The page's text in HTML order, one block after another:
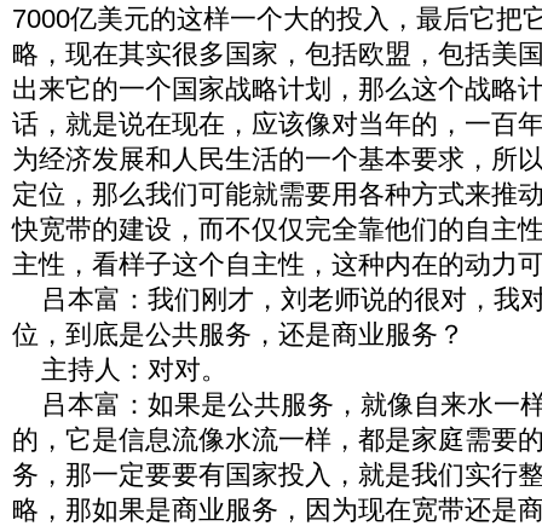
7000亿美元的这样一个大的投入，最后它把
略，现在其实很多国家，包括欧盟，包括美
出来它的一个国家战略计划，那么这个战略
话，就是说在现在，应该像对当年的，一百
为经济发展和人民生活的一个基本要求，所
定位，那么我们可能就需要用各种方式来推
快宽带的建设，而不仅仅完全靠他们的自主
主性，看样子这个自主性，这种内在的动力
吕本富：我们刚才，刘老师说的很对，我
位，到底是公共服务，还是商业服务？
主持人：对对。
吕本富：如果是公共服务，就像自来水一
的，它是信息流像水流一样，都是家庭需要
务，那一定要要有国家投入，就是我们实行
略，那如果是商业服务，因为现在宽带还是